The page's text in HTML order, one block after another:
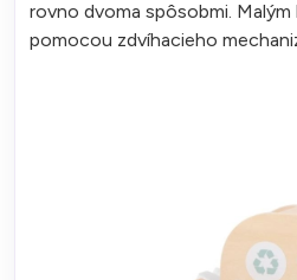
rovno dvoma spôsobmi.
pomocou zdvíhacieho